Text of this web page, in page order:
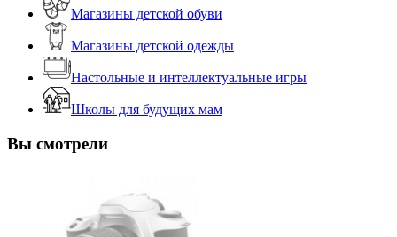
Магазины детской обуви
Магазины детской одежды
Настольные и интеллектуальные игры
Школы для будущих мам
Вы смотрели